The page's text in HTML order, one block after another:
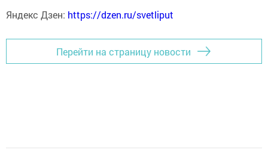
Яндекс Дзен: https://dzen.ru/svetliput
Перейти на страницу новости